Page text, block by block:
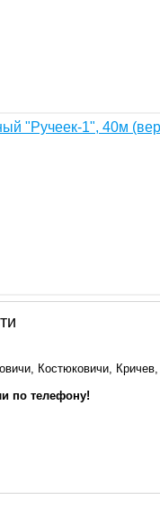
"Ручеек-1", 40м
Костюковичи,
по телефону!